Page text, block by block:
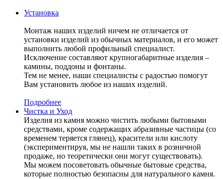
Установка
Монтаж наших изделий ничем не отличается от
установки изделий из обычных материалов, и его может
выполнить любой профильный специалист.
Исключение составляют крупногабаритные изделия –
камины, поддоны и фонтаны.
Тем не менее, наши специалисты с радостью помогут
Вам установить любое из наших изделий.
Подробнее
Чистка и Уход
Изделия из камня можно чистить любыми бытовыми
средствами, кроме содержащих абразивные частицы (со
временем теряется глянец), красители или кислоту
(экспериментируя, мы не нашли таких в розничной
продаже, но теоретически они могут существовать).
Мы можем посоветовать обычные бытовые средства,
которые полностью безопасны для натурального камня.